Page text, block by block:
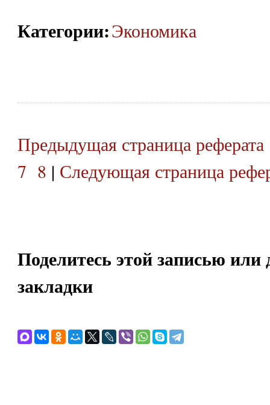
Категории:Экономика
Предыдущая страница реферата
7 8 | Следующая страница
Поделитесь этой записью или
закладки